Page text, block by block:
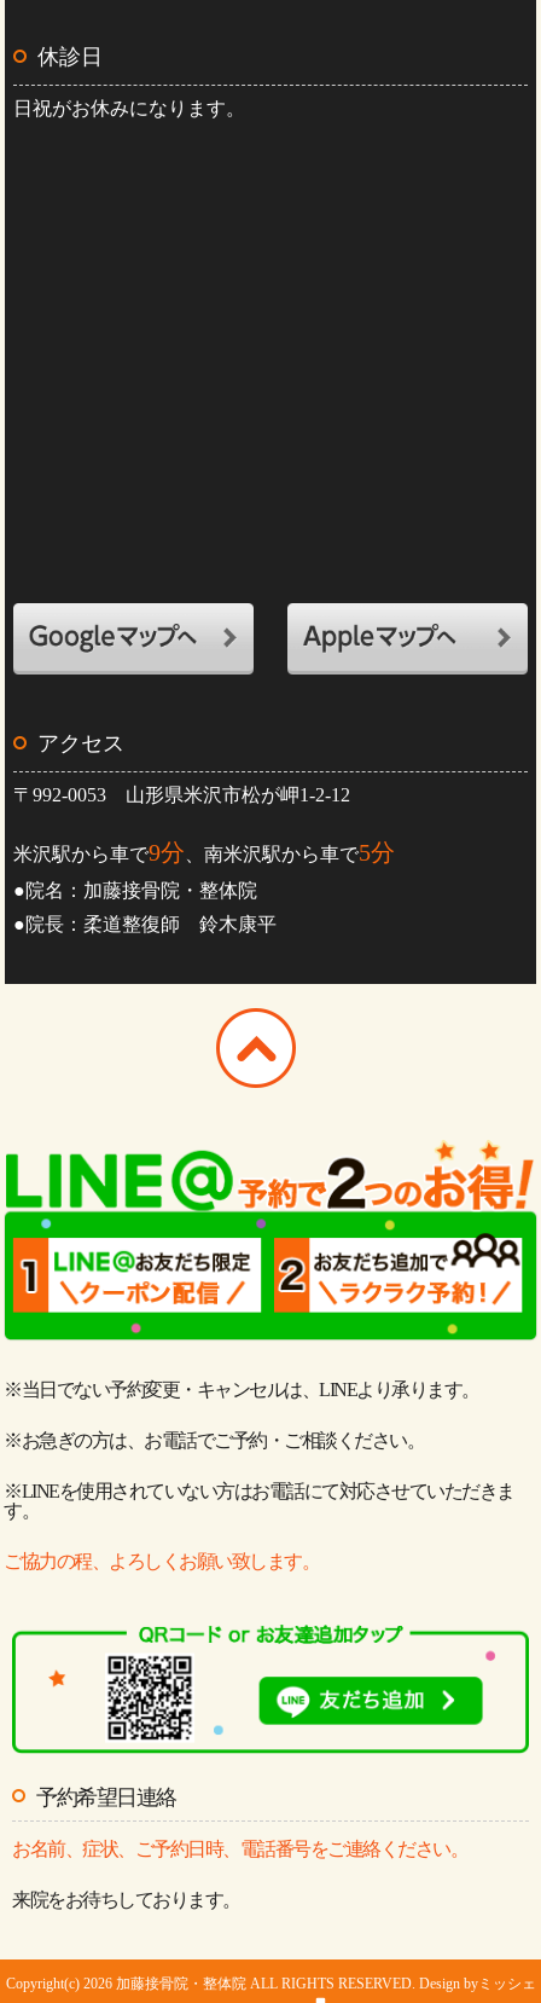
休診日
日祝がお休みになります。
アクセス
〒992-0053 山形県米沢市松が岬1-2-12
米沢駅から車で9分 、南米沢駅から車で5分
●院名：加藤接骨院・整体院
●院長：柔道整復師 鈴木康平
※当日でない予約変更・キャンセルは、LINEより承ります。
※お急ぎの方は、お電話でご予約・ご相談ください。
※LINEを使用されていない方はお電話にて対応させていただきま
す。
ご協力の程、よろしくお願い致します。
予約希望日連絡
お名前、症状、ご予約日時、電話番号をご連絡ください。
来院をお待ちしております。
Copyright(c) 2026 加藤接骨院・整体院 ALL RIGHTS RESERVED. Design byミッシェ